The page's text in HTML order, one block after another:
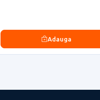
Adauga